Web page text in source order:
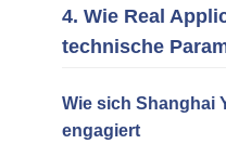
4. Wie Real
technische
Wie sich Shanghai
engagiert